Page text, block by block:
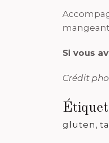
Si vous
Crédit
gluten ,